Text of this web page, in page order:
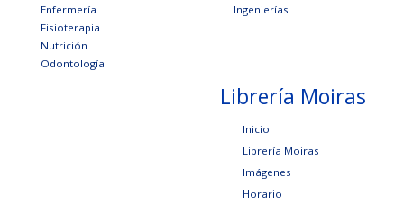
Enfermería
Fisioterapia
Nutrición
Odontología
Ingenierías
Librería Moiras
Inicio
Librería Moiras
Imágenes
Horario